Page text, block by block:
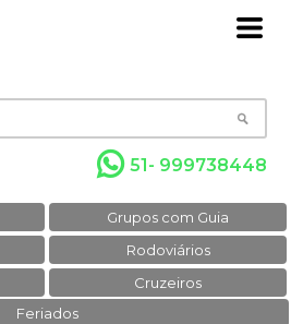
51- 999738448
Grupos com Guia
Rodoviários
Cruzeiros
Feriados